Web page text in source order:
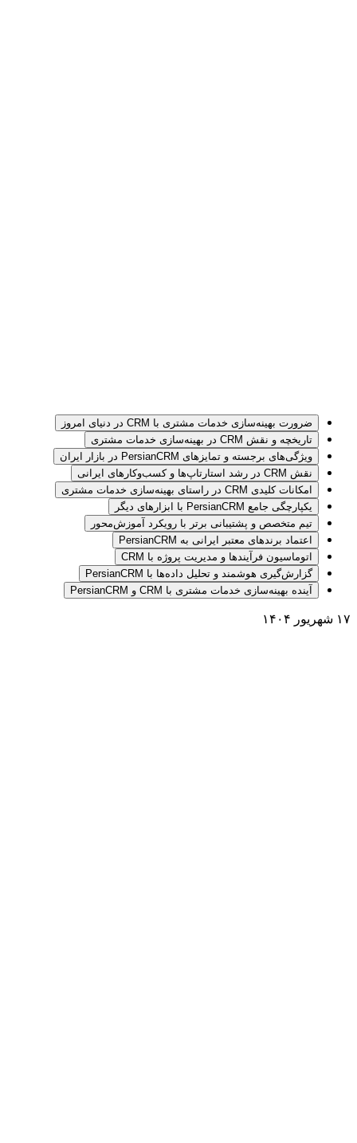
ضرورت بهینه‌سازی خدمات مشتری با CRM در دنیای امروز
تاریخچه و نقش CRM در بهینه‌سازی خدمات مشتری
ویژگی‌های برجسته و تمایزهای PersianCRM در بازار ایران
نقش CRM در رشد استارتاپ‌ها و کسب‌وکارهای ایرانی
امکانات کلیدی CRM در راستای بهینه‌سازی خدمات مشتری
یکپارچگی جامع PersianCRM با ابزارهای دیگر
تیم متخصص و پشتیبانی برتر با رویکرد آموزش‌محور
اعتماد برندهای معتبر ایرانی به PersianCRM
اتوماسیون فرآیندها و مدیریت پروژه با CRM
گزارش‌گیری هوشمند و تحلیل داده‌ها با PersianCRM
آینده بهینه‌سازی خدمات مشتری با CRM و PersianCRM
۱۷ شهریور ۱۴۰۴